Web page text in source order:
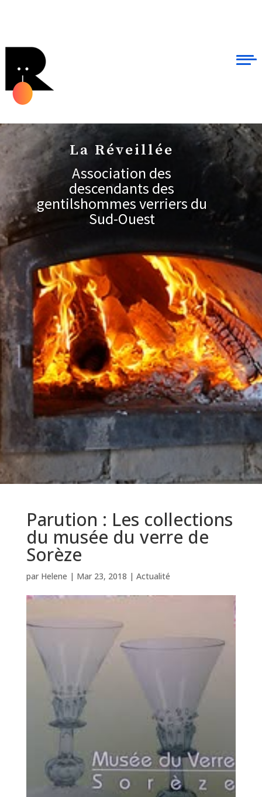
La Réveillée
Association des
descendants des
gentilshommes verriers du
Sud-Ouest
Parution : Les collections
du musée du verre de
Sorèze
par Helene | Mar 23, 2018 | Actualité